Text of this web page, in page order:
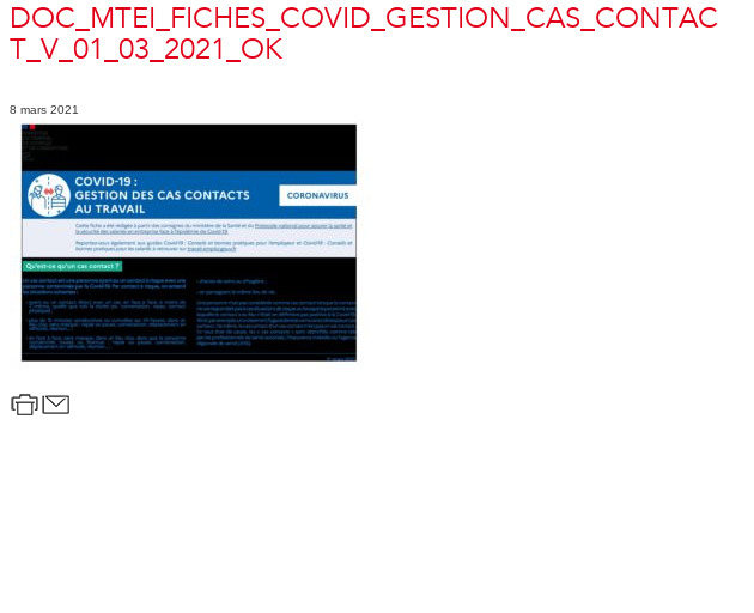
DOC_MTEI_FICHES_COVID_GESTION_CAS_CONTAC
T_V_01_03_2021_OK
8 mars 2021